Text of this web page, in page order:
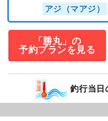
アジ（マアジ）
「勝丸」の
予約プランを見る
釣行当日